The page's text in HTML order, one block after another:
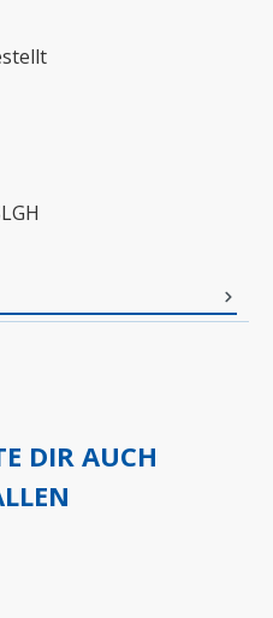
Wert ein oder benutze
DIR AUCH